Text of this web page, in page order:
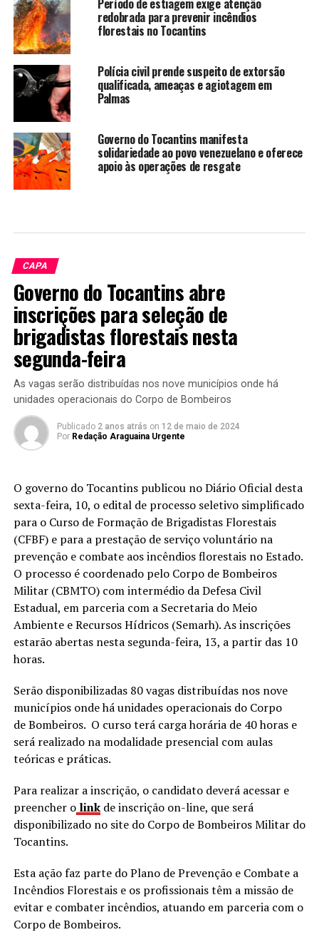
Período de estiagem exige atenção
redobrada para prevenir incêndios
florestais no Tocantins
Polícia civil prende suspeito de extorsão
qualificada, ameaças e agiotagem em
Palmas
Governo do Tocantins manifesta
solidariedade ao povo venezuelano e oferece
apoio às operações de resgate
CAPA
Governo do Tocantins abre
inscrições para seleção de
brigadistas florestais nesta
segunda-feira
As vagas serão distribuídas nos nove municípios onde há
unidades operacionais do Corpo de Bombeiros
Publicado 2 anos atrás on 12 de maio de 2024
Por Redação Araguaina Urgente
O governo do Tocantins publicou no Diário Oficial desta
sexta-feira, 10, o edital de processo seletivo simplificado
para o Curso de Formação de Brigadistas Florestais
(CFBF) e para a prestação de serviço voluntário na
prevenção e combate aos incêndios florestais no Estado.
O processo é coordenado pelo Corpo de Bombeiros
Militar (CBMTO) com intermédio da Defesa Civil
Estadual, em parceria com a Secretaria do Meio
Ambiente e Recursos Hídricos (Semarh). As inscrições
estarão abertas nesta segunda-feira, 13, a partir das 10
horas.
Serão disponibilizadas 80 vagas distribuídas nos nove
municípios onde há unidades operacionais do Corpo
de Bombeiros. O curso terá carga horária de 40 horas e
será realizado na modalidade presencial com aulas
teóricas e práticas.
Para realizar a inscrição, o candidato deverá acessar e
preencher o linkde inscrição on-line, que será
disponibilizado no site do Corpo de Bombeiros Militar do
Tocantins.
Esta ação faz parte do Plano de Prevenção e Combate a
Incêndios Florestais e os profissionais têm a missão de
evitar e combater incêndios, atuando em parceria com o
Corpo de Bombeiros.